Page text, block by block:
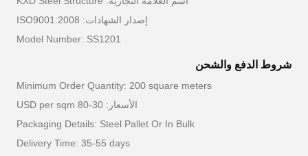
إصدار الشهادات: ISO9001:2008
Model Number: SS1201
شروط الدفع والشحن
Minimum Order Quantity: 200 square meters
الأسعار: 30-80 USD per sqm
Packaging Details: Steel Pallet Or In Bulk
Delivery Time: 35-55 days